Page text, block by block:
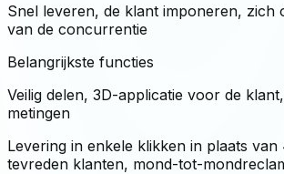
Snel leveren, de klant imponeren, zich
van de concurrentie
Belangrijkste functies
Veilig delen, 3D-applicatie voor de
metingen
Levering in enkele klikken in plaats
tevreden klanten, mond-tot-